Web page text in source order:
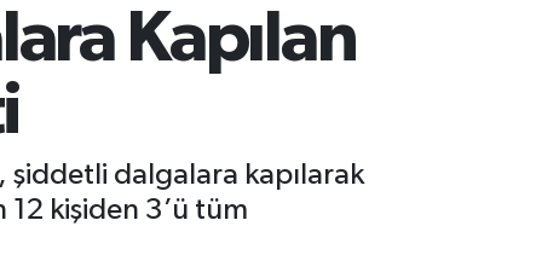
Kapılan
şiddetli dalgalara kapılarak
12 kişiden 3’ü tüm